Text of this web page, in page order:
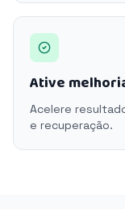
Ative
Acelere
e recuperação.